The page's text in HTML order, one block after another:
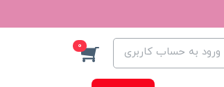
ورود به حساب کاربری 0